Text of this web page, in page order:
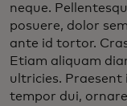
neque.
posuere, dolor
ante id tortor.
Etiam aliquam
ultricies. Praesent
tempor dui,